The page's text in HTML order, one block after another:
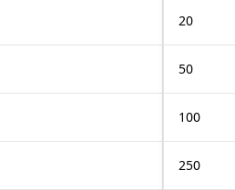
20
50
100
250